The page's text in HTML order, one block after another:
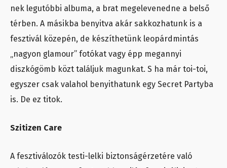
nek legutóbbi albuma, a brat megelevenedne a belső
térben. A másikba benyitva akár sakkozhatunk is a
fesztivál közepén, de készíthetünk leopárdmintás
„nagyon glamour” fotókat vagy épp megannyi
diszkógömb közt találjuk magunkat. S ha már toi-toi,
egyszer csak valahol benyithatunk egy Secret Partyba
is. De ez titok.
Szitizen Care
A fesztiválozók testi-lelki biztonságérzetére való